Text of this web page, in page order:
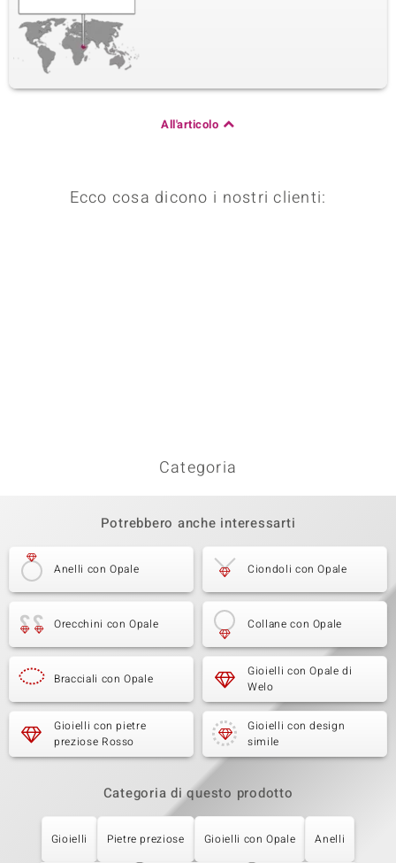
All'articolo
Ecco cosa dicono i nostri clienti:
Categoria
Potrebbero anche interessarti
Anelli con Opale Ciondoli con Opale
Orecchini con Opale Collane con Opale
Bracciali con Opale
Gioielli con Opale di
Welo
Gioielli con pietre
preziose Rosso
Gioielli con design
simile
Categoria di questo prodotto
Gioielli Pietre preziose Gioielli con Opale Anelli